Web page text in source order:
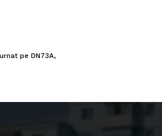
pe DN73A,